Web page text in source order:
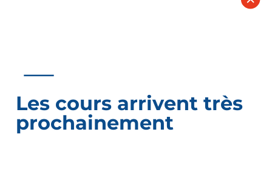
Les cours arrivent très
prochainement